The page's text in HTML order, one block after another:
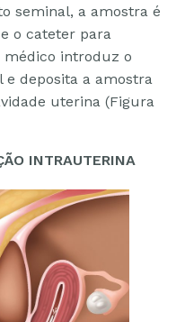
seminal, a amostra é
o cateter para
médico introduz o
e deposita a amostra
uterina (Figura
INTRAUTERINA